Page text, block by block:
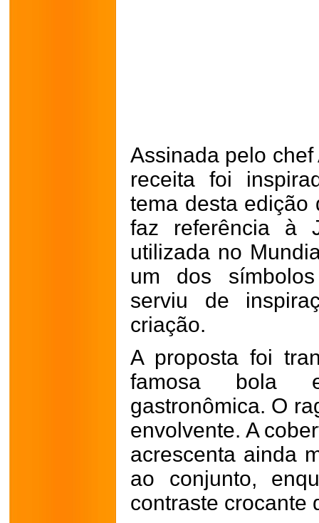
Assinada pelo
receita foi
tema desta edição
faz referência à
utilizada no
um dos
serviu de
criação.
A proposta foi
famosa bola
gastronômica. O
envolvente. A
acrescenta ainda
ao conjunto,
contraste crocante